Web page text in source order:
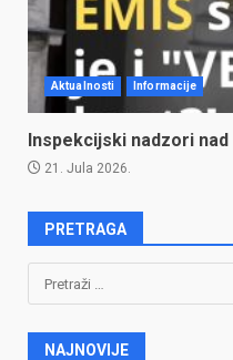
Aktualnosti Informacije
Inspekcijski nadzori
21. Jula 2026.
PRETRAGA
Pretraga:
NAJNOVIJE